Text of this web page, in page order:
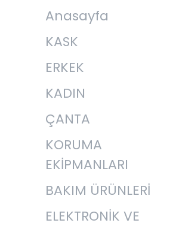
Anasayfa
KASK
ERKEK
KADIN
ÇANTA
KORUMA
EKİPMANLARI
BAKIM ÜRÜNLERİ
ELEKTRONİK VE